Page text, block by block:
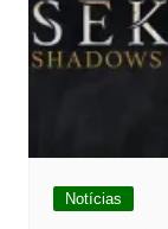
Notícias